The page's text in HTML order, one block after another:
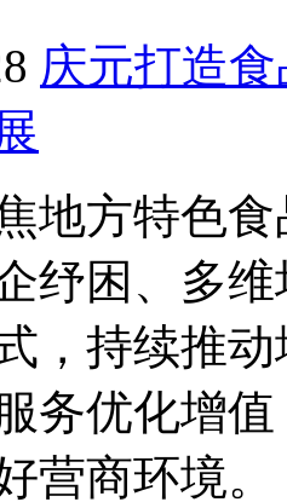
庆元打造
地方特色
纾困、多
，持续推
务优化增
营商环境。